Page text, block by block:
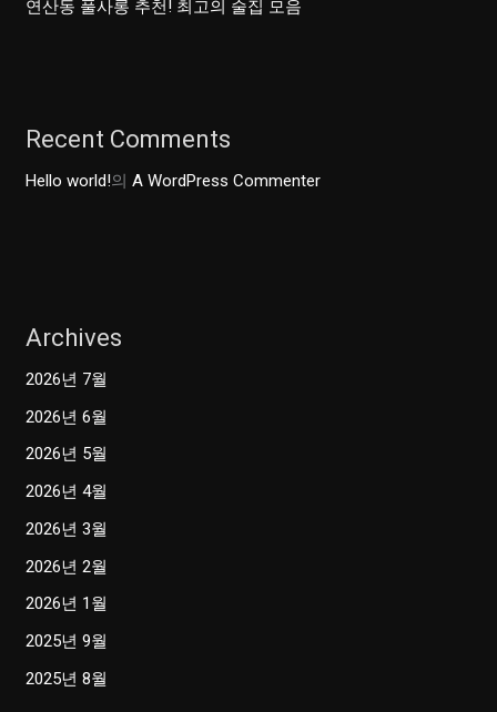
연산동 풀사롱 추천! 최고의 술집 모음
Recent Comments
Hello world!의A WordPress Commenter
Archives
2026년 7월
2026년 6월
2026년 5월
2026년 4월
2026년 3월
2026년 2월
2026년 1월
2025년 9월
2025년 8월